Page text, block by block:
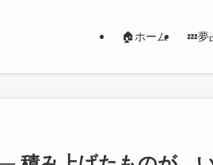
🏠ホーム 💤夢